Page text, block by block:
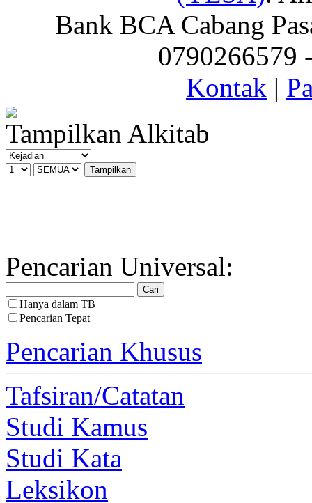
Bank BCA Cabang
0790266579
Kontak |
Tampilkan Alkitab
Pencarian Universal:
Hanya dalam TB
Pencarian Tepat
Pencarian Khusus
Tafsiran/Catatan
Studi Kamus
Studi Kata
Leksikon